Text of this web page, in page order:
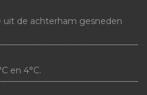
de achterham gesneden
en 4°C.